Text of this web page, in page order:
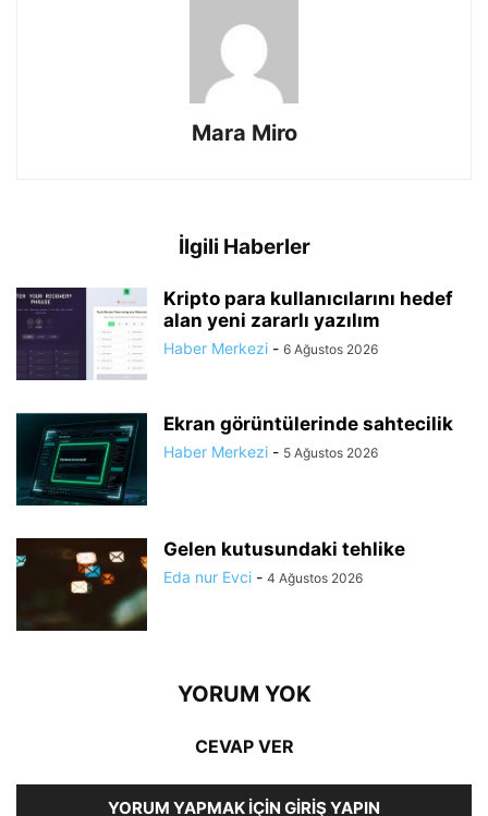
Mara Miro
İlgili Haberler
Kripto para kullanıcılarını hedef
alan yeni zararlı yazılım
Haber Merkezi - 6 Ağustos 2026
Ekran görüntülerinde sahtecilik
Haber Merkezi - 5 Ağustos 2026
Gelen kutusundaki tehlike
Eda nur Evci - 4 Ağustos 2026
YORUM YOK
CEVAP VER
YORUM YAPMAK İÇIN GIRIŞ YAPIN